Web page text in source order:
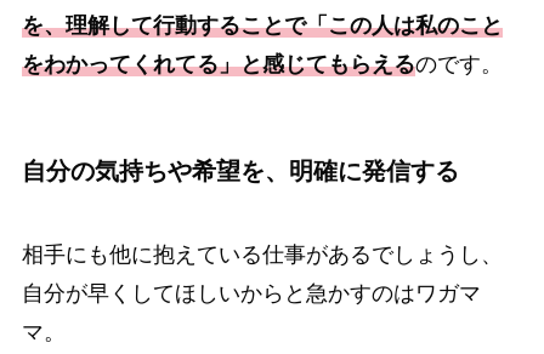
を、理解して行動することで「この人は私のこと
をわかってくれてる」と感じてもらえるのです。
自分の気持ちや希望を、明確に発信する
相手にも他に抱えている仕事があるでしょうし、
自分が早くしてほしいからと急かすのはワガマ
マ。